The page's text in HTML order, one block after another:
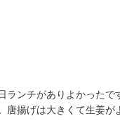
ランチがありよかったで
唐揚げは大きくて生姜が